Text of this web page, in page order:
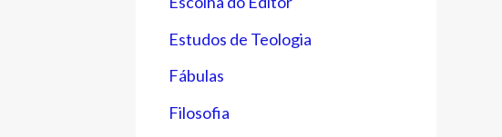
Estudos de Teologia
Fábulas
Filosofia